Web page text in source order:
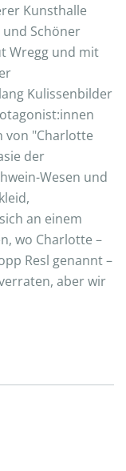
Kunsthalle
Schöner
Wregg und mit
Kulissenbilder
von "Charlotte
der
Wesen und
an einem
wo Charlotte –
Resl genannt –
aber wir